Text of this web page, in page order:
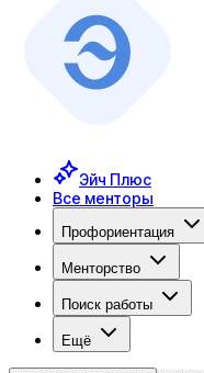
Эйч Плюс
Все менторы
Профориентация
Менторство
Поиск работы
Ещё